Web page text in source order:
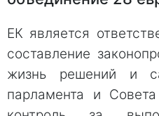
ЕК является
составление
жизнь решений и
парламента и